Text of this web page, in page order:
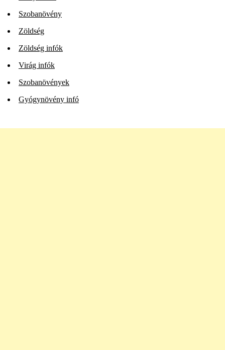
Szobanövény
Zöldség
Zöldség infók
Virág infók
Szobanövények
Gyógynövény infó